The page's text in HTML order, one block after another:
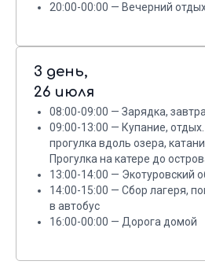
20:00-00:00 — Вечерний
3 день,
26 июля
08:00-09:00 — Зарядка,
09:00-13:00 — Купание,
прогулка вдоль озера,
Прогулка на катере до
13:00-14:00 — Экотуровский
14:00-15:00 — Сбор лагеря,
в автобус
16:00-00:00 — Дорога домой
Отзывы